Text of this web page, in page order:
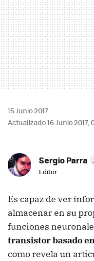
15 Junio 2017
Actualizado 16 Junio 2017,
Sergio Parra
Editor
Es capaz de ver
almacenar en su
funciones
transistor basado
como revela un